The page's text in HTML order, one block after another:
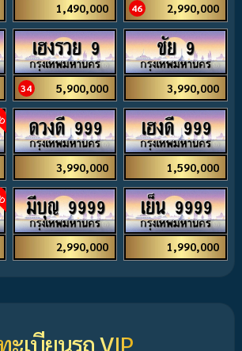
1,490,000 46 2,990,000
เฮงรวย 9
34 5,900,000
ชัย 9
3,990,000
ดวงดี 999
3,990,000
เฮงดี 999
1,590,000
มีบุญ 9999
2,990,000
เย็น 9999
1,990,000
ะเบียนรถ VIP